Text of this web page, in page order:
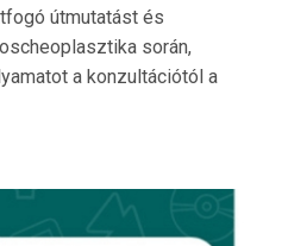
útmutatást és
során,
a konzultációtól a